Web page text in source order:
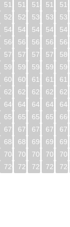
512
513 514 515 516
528
529 530 531 532
544
545 546 547 548
560
561 562 563 564
576
577 578 579 580
592
593 594 595 596
608
609 610 611 612
624
625 626 627 628
640
641 642 643 644
656
657 658 659 660
672
673 674 675 676
688
689 690 691 692
704
705 706 707 708
720
721 722 723 724